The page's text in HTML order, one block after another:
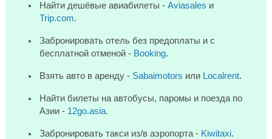
Найти дешёвые авиабилеты - Aviasales и
Trip.com.
Забронировать отель без предоплаты и с
бесплатной отменой - Booking.
Взять авто в аренду - Sabaimotors или Localrent.
Найти билеты на автобусы, паромы и поезда по
Азии - 12go.asia.
Забронировать такси из/в аэропорта - Kiwitaxi.